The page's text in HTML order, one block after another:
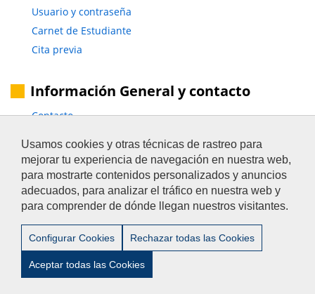
Usamos cookies y otras técnicas de rastreo para
mejorar tu experiencia de navegación en nuestra web,
para mostrarte contenidos personalizados y anuncios
adecuados, para analizar el tráfico en nuestra web y
para comprender de dónde llegan nuestros visitantes.
Configurar Cookies Rechazar todas las Cookies
Aceptar todas las Cookies
Usuario y contraseña
Carnet de Estudiante
Cita previa
Información General y contacto
Contacto
Aviso Legal / Privacidad / Accesibilidad / Contacto
© 2012-2024 Universidad Pablo de Olavide - Escuela de